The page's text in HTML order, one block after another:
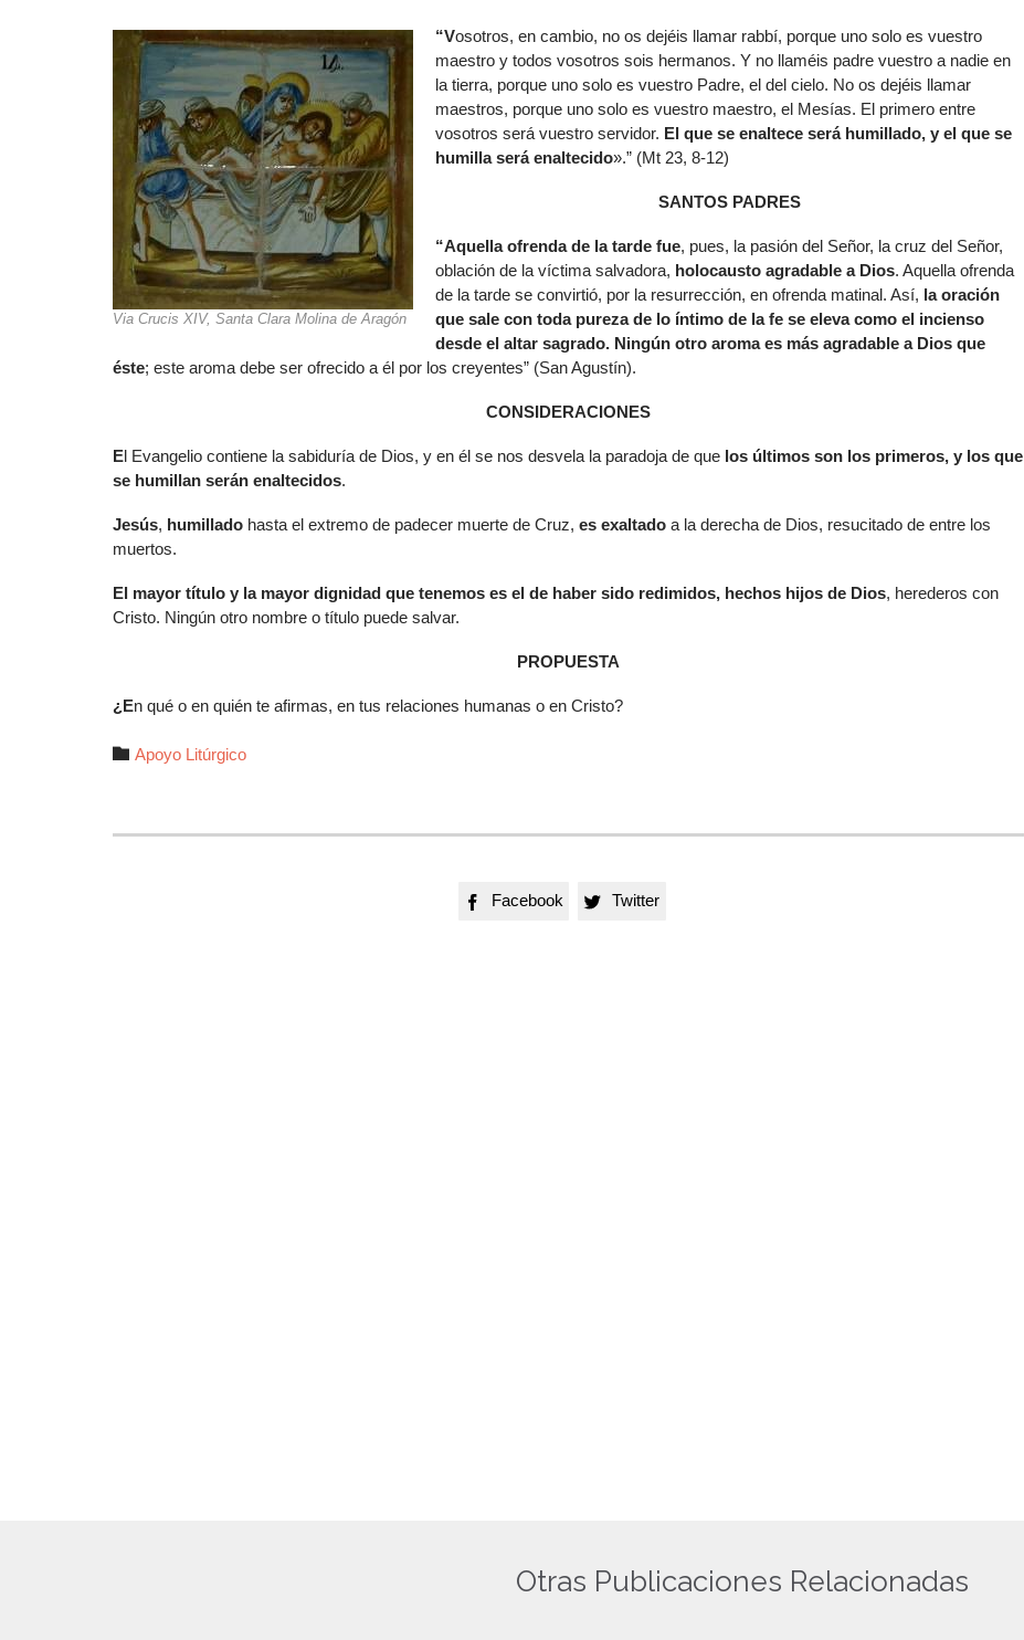
Via Crucis XIV, Santa Clara Molina de Aragón
“Vosotros, en cambio, no os dejéis llamar rabbí, porque uno solo es vuestro
maestro y todos vosotros sois hermanos. Y no llaméis padre vuestro a nadie en
la tierra, porque uno solo es vuestro Padre, el del cielo. No os dejéis llamar
maestros, porque uno solo es vuestro maestro, el Mesías. El primero entre
vosotros será vuestro servidor. El que se enaltece será humillado, y el que se
humilla será enaltecido».” (Mt 23, 8-12)
SANTOS PADRES
“Aquella ofrenda de la tarde fue, pues, la pasión del Señor, la cruz del Señor,
oblación de la víctima salvadora, holocausto agradable a Dios. Aquella ofrenda
de la tarde se convirtió, por la resurrección, en ofrenda matinal. Así, la oración
que sale con toda pureza de lo íntimo de la fe se eleva como el incienso
desde el altar sagrado. Ningún otro aroma es más agradable a Dios que
éste; este aroma debe ser ofrecido a él por los creyentes” (San Agustín).
CONSIDERACIONES
El Evangelio contiene la sabiduría de Dios, y en él se nos desvela la paradoja de que los últimos son los primeros, y los que
se humillan serán enaltecidos.
Jesús, humillado hasta el extremo de padecer muerte de Cruz, es exaltado a la derecha de Dios, resucitado de entre los
muertos.
El mayor título y la mayor dignidad que tenemos es el de haber sido redimidos, hechos hijos de Dios, herederos con
Cristo. Ningún otro nombre o título puede salvar.
PROPUESTA
¿En qué o en quién te afirmas, en tus relaciones humanas o en Cristo?
 Autor
Apoyo Litúrgico
 Facebook  Twitter
Otras Publicaciones Relacionadas